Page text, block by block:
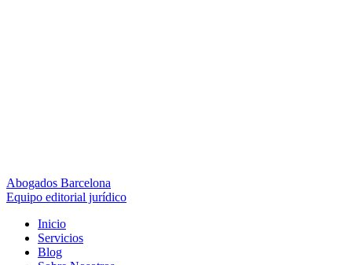
Abogados Barcelona
Equipo editorial jurídico
Inicio
Servicios
Blog